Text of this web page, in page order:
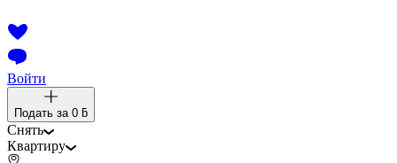
Войти
Подать за 0 ƃ
Снять
Квартиру